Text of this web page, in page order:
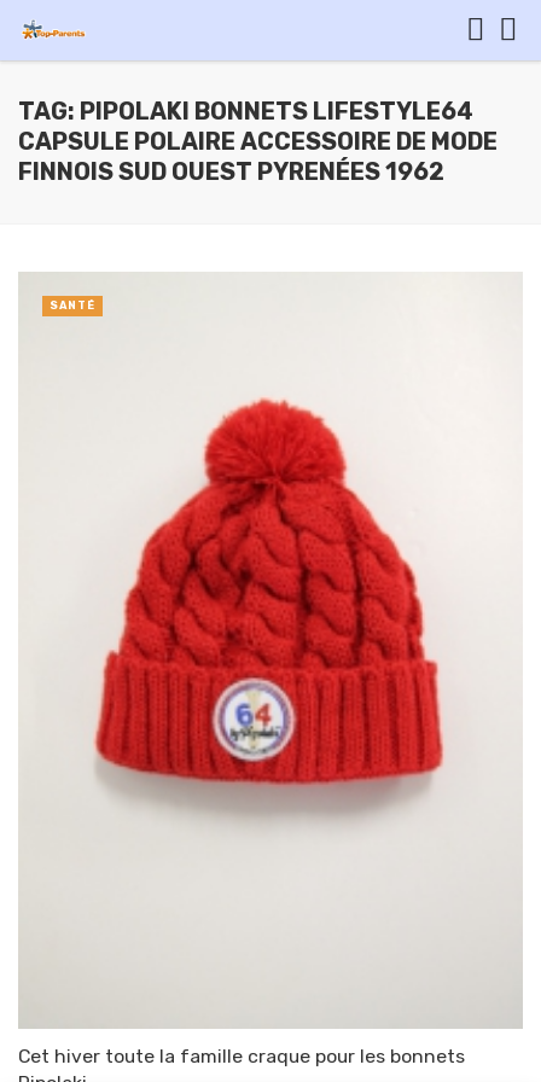
TAG: PIPOLAKI BONNETS LIFESTYLE64
CAPSULE POLAIRE ACCESSOIRE DE MODE
FINNOIS SUD OUEST PYRENÉES 1962
Cet hiver toute la famille craque pour les bonnets
SANTÉ